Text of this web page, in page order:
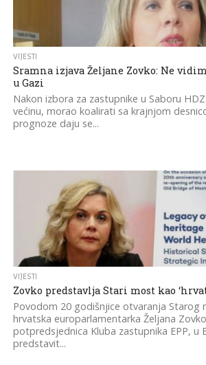
VIJESTI
Sramna izjava Željane Zovko: Ne
u Gazi
Nakon izbora za zastupnike u Saboru
većinu, morao koalirati sa krajnjom
prognoze daju se...
VIJESTI
Zovko predstavlja Stari most kao
Povodom 20 godišnjice otvaranja Starog
hrvatska europarlamentarka Željana
potpredsjednica Kluba zastupnika EPP, u
predstavit...